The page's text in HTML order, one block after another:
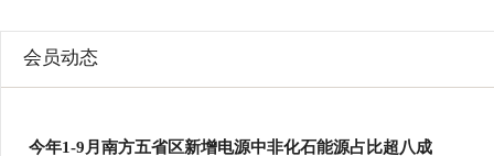
会员动态
今年1-9月南方五省区新增电源中非化石能源占比超八成